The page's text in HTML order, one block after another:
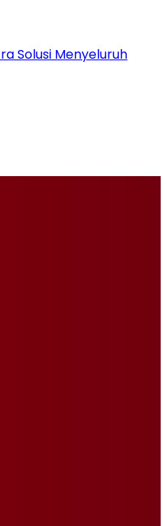
Solusi Menyeluruh